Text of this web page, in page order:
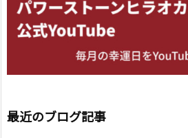
最近のブログ記事